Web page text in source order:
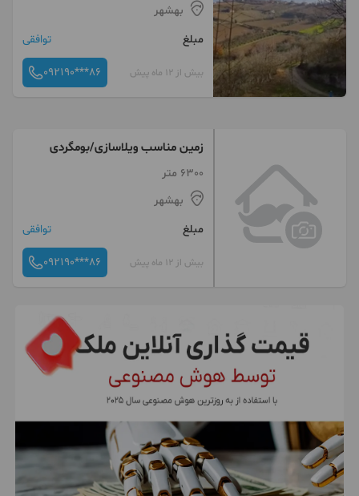
بهشهر
مبلغ
توافقی
بیش از 12 ماه پیش 092190***86
زمین مناسب ویلاسازی/بومگردی
6300 متر
بهشهر
مبلغ
توافقی
بیش از 12 ماه پیش 092190***86